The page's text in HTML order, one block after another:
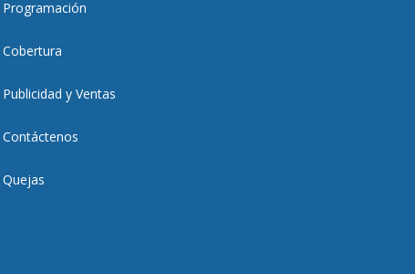
Programación
Cobertura
Publicidad y Ventas
Contáctenos
Quejas